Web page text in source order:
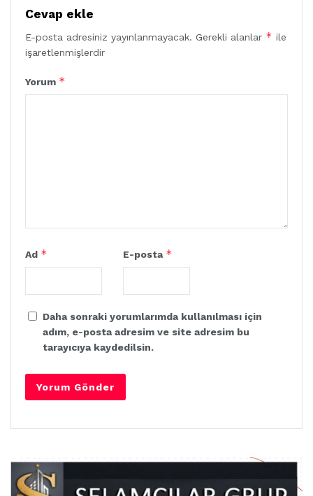
Cevap ekle
E-posta adresiniz yayınlanmayacak. Gerekli alanlar * ile
işaretlenmişlerdir
Yorum *
Ad * E-posta *
Daha sonraki yorumlarımda kullanılması için
adım, e-posta adresim ve site adresim bu
tarayıcıya kaydedilsin.